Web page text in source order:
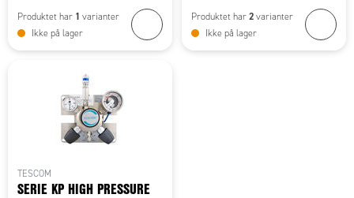
Produktet har 1 varianter
Ikke på lager
Produktet har 2 varianter
Ikke på lager
TESCOM
SERIE KP HIGH PRESSURE